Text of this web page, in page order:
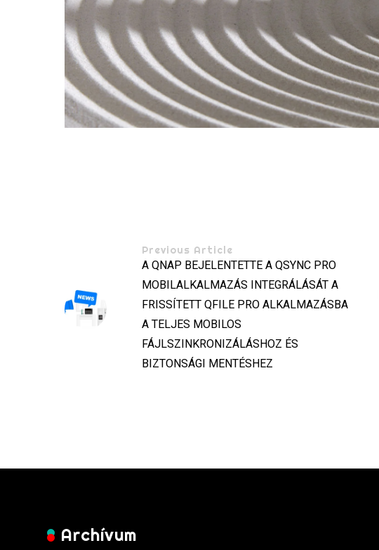
Previous Article
A QNAP BEJELENTETTE A QSYNC PRO
MOBILALKALMAZÁS INTEGRÁLÁSÁT A
FRISSÍTETT QFILE PRO ALKALMAZÁSBA
A TELJES MOBILOS
FÁJLSZINKRONIZÁLÁSHOZ ÉS
BIZTONSÁGI MENTÉSHEZ
Archívum